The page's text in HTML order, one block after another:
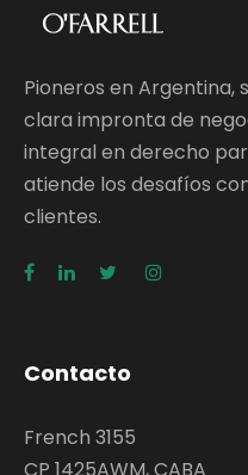
Pioneros en Argentina,
clara impronta de
integral en derecho
atiende los desafíos
clientes.
Contacto
French 3155